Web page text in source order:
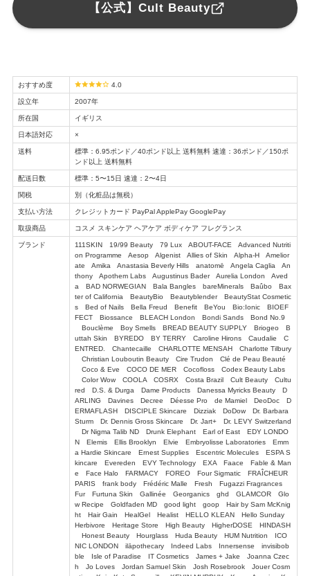
【公式】Cult Beauty
おすすめ度 4.0
設立年 2007年
所在国 イギリス
日本語対応 ×
送料
標準：6.95ポンド／40ポンド以上 送料無料 速達：36ポンド／150ポ
ンド以上 送料無料
配送日数 標準：5〜15日 速達：2〜4日
関税 別（化粧品は無税）
支払い方法 クレジットカード PayPal ApplePay GooglePay
取扱商品 コスメ スキンケア ヘアケア ボディケア フレグランス
ブランド
111SKIN 19/99 Beauty 79 Lux ABOUT-FACE Advanced Nutriti
on Programme Aesop Algenist Allies of Skin Alpha-H Amelior
ate Amika Anastasia Beverly Hills anatomē Angela Caglia An
thony Apothem Labs Augustinus Bader Aurelia London Aved
a BAD NORWEGIAN Bala Bangles bareMinerals Baûbo Bax
ter of California BeautyBio Beautyblender BeautyStat Cosmetic
s Bed of Nails Bella Freud Benefit BeYou Bio:Ionic BIOEF
FECT Biossance BLEACH London Bondi Sands Bond No.9
Bouclème Boy Smells BREAD BEAUTY SUPPLY Briogeo B
uttah Skin BYREDO BY TERRY Caroline Hirons Caudalie C
ENTRED. Chantecaille CHARLOTTE MENSAH Charlotte Tilbury
Christian Louboutin Beauty Cire Trudon Clé de Peau Beauté
Coco & Eve COCO DE MER Cocofloss Codex Beauty Labs
Color Wow COOLA COSRX Costa Brazil Cult Beauty Cultu
red D.S. & Durga Dame Products Danessa Myricks Beauty D
ARLING Davines Decree Déesse Pro de Mamiel DeoDoc D
ERMAFLASH DISCIPLE Skincare Dizziak DoDow Dr. Barbara
Sturm Dr. Dennis Gross Skincare Dr. Jart+ Dr. LEVY Switzerland
Dr Nigma Talib ND Drunk Elephant Earl of East EDY LONDO
N Elemis Ellis Brooklyn Elvie Embryolisse Laboratories Emm
a Hardie Skincare Ernest Supplies Escentric Molecules ESPA S
kincare Evereden EVY Technology EXA Faace Fable & Man
e Face Halo FARMACY FOREO Four Sigmatic FRAÎCHEUR
PARIS frank body Frédéric Malle Fresh Fugazzi Fragrances
Fur Furtuna Skin Gallinée Georganics ghd GLAMCOR Glo
w Recipe Goldfaden MD good light goop Hair by Sam McKnig
ht Hair Gain HealGel Healist HELLO KLEAN Hello Sunday
Herbivore Heritage Store High Beauty HigherDOSE HINDASH
Honest Beauty Hourglass Huda Beauty HUM Nutrition ICO
NIC LONDON ilāpothecary Indeed Labs Innersense invisibob
ble Isle of Paradise IT Cosmetics James + Jake Joanna Czec
h Jo Loves Jordan Samuel Skin Josh Rosebrook Jouer Cosm